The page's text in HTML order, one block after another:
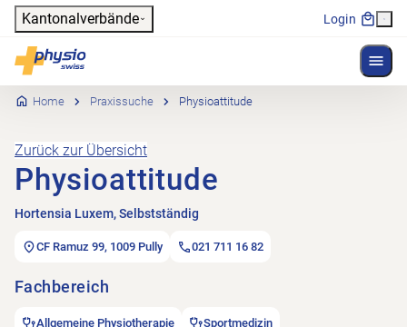
Header
Kantonalverbände Login
Physioswiss
Hauptnavigation
Home Praxissuche Physioattitude
Zurück zur Übersicht
Physioattitude
Hortensia Luxem, Selbstständig
CF Ramuz 99, 1009 Pully 021 711 16 82
Fachbereich
Allgemeine Physiotherapie Sportmedizin